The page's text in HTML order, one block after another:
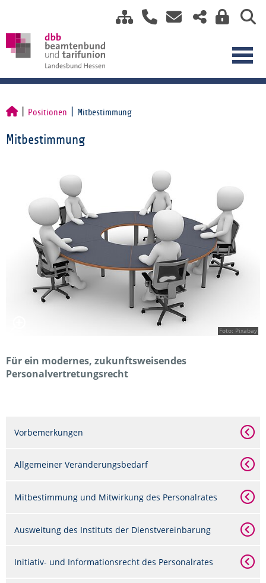
Positionen Mitbestimmung
Mitbestimmung
Foto: Pixabay
Für ein modernes, zukunftsweisendes
Personalvertretungsrecht
Vorbemerkungen
Allgemeiner Veränderungsbedarf
Mitbestimmung und Mitwirkung des Personalrates
Ausweitung des Instituts der Dienstvereinbarung
Initiativ- und Informationsrecht des Personalrates